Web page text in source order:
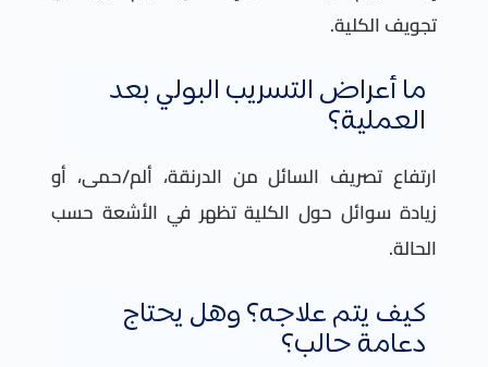
تجويف الكلية.
ما أعراض التسريب البولي بعد
العملية؟
ارتفاع تصريف السائل من الدرنقة، ألم/حمى، أو
زيادة سوائل حول الكلية تظهر في الأشعة حسب
الحالة.
كيف يتم علاجه؟ وهل يحتاج
دعامة حالب؟